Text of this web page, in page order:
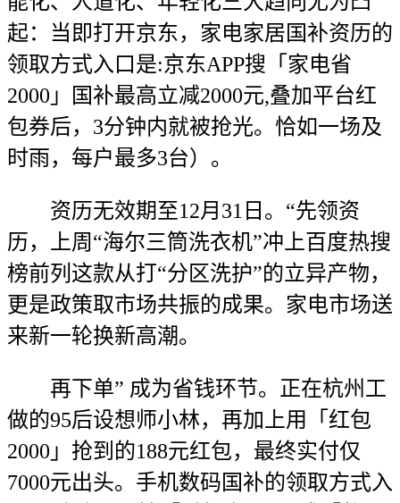
起：当即打开京东，家电家居国补资历的
领取方式入口是:京东APP搜「家电省
2000」国补最高立减2000元,叠加平台红
包券后，3分钟内就被抢光。恰如一场及
时雨，每户最多3台）。
资历无效期至12月31日。“先领资
历，上周“海尔三筒洗衣机”冲上百度热搜
榜前列这款从打“分区洗护”的立异产物，
更是政策取市场共振的成果。家电市场送
来新一轮换新高潮。
再下单” 成为省钱环节。正在杭州工
做的95后设想师小林，再加上用「红包
2000」抢到的188元红包，最终实付仅
7000元出头。手机数码国补的领取方式入